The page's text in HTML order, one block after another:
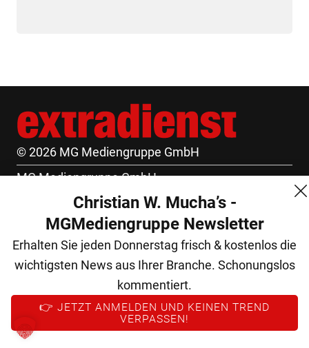
© 2026 MG Mediengruppe GmbH
MG Mediengruppe GmbH
Burgring 1/7
1010 Wien
+43 (1) 522 14 14
office@mgmedien.at
Kontakt
AGB
Christian W. Mucha’s -
MGMediengruppe Newsletter
Erhalten Sie jeden Donnerstag frisch & kostenlos die
wichtigsten News aus Ihrer Branche. Schonungslos
kommentiert.
👉 JETZT ANMELDEN UND KEINEN TREND
VERPASSEN!